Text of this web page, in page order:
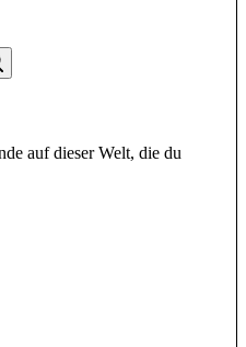
auf dieser Welt, die du